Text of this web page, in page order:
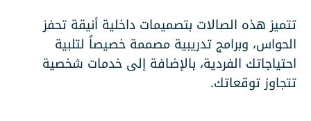
تتميز هذه الصالات بتصميمات داخلية أنيقة تحفز
الحواس، وبرامج تدريبية مصممة خصيصاً لتلبية
احتياجاتك الفردية، بالإضافة إلى خدمات شخصية
تتجاوز توقعاتك.